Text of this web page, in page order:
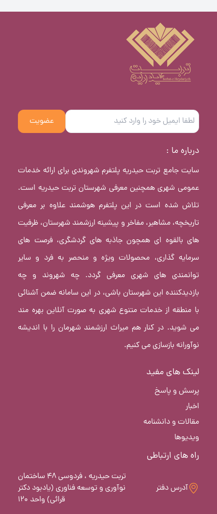
عضویت
درباره ما :
سایت جامع تربت حیدریه پلتفرم شهروندی برای ارائه خدمات
عمومی شهری همچنین معرفی شهرستان تربت حیدریه است.
تلاش شده است در این پلتفرم هوشمند علاوه بر معرفی
تاریخچه، مشاهیر، مفاخر و پیشینه ارزشمند شهرستان، ظرفیت
های بالقوه ای همچون جاذبه های گردشگری، فرصت های
سرمایه گذاری، محصولات ویژه و منحصر به فرد و سایر
توانمندی های شهری معرفی گردد. چه شهروند و چه
بازدیدکننده این شهرستان باشی، در این سامانه ضمن آشنائی
با منطقه از خدمات متنوع شهری به صورت آنلاین بهره مند
می شوید. در کنار هم میراث ارزشمند شهرمان را با اندیشه
نوآورانه بازسازی می کنیم.
لینک های مفید
پرسش و پاسخ
اخبار
مقالات و دانشنامه
ویدیوها
راه های ارتباطی
آدرس دفتر
تربت حیدریه ، فردوسی 48 ساختمان
نوآوری و توسعه فناوری (یادبود دکتر
قرائی) واحد 120